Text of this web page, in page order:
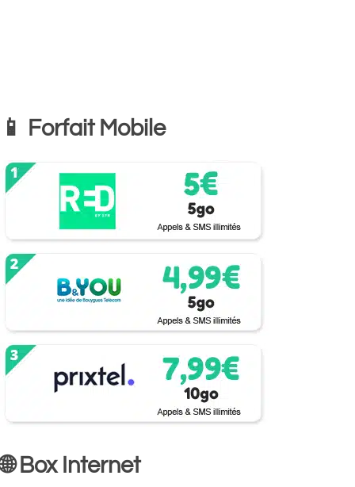
📱 Forfait Mobile
🌐 Box Internet